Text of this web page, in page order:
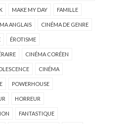
MAKE MY DAY FAMILLE
ANGLAIS CINÉMA DE GENRE
ÉROTISME
CINÉMA CORÉEN
CINÉMA
POWERHOUSE
HORREUR
FANTASTIQUE